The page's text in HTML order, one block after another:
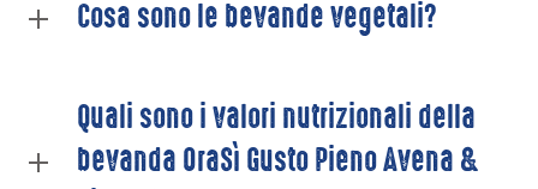
Cosa sono le bevande vegetali?
Quali sono i valori nutrizionali della
bevanda OraSì Gusto Pieno Avena &